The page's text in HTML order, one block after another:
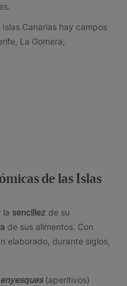
Islas Canarias hay campos
La Gomera,
de las Islas
la sencillez de su
de sus alimentos. Con
elaborado, durante siglos,
enyesques(aperitivos)